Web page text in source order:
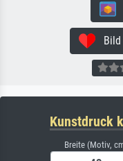
Bild
Kunstdruck
Breite (Motiv,